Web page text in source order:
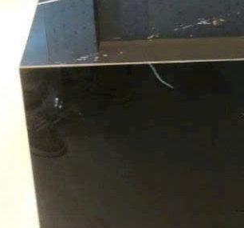
Marble Đối Xứng
Sơn Thủy Xuyên Sáng
Thạch Anh Đối Xứng
Xuyên Sáng Onyx
ỐP Đá Cao Cấp
phẩm trong giỏ hàng.